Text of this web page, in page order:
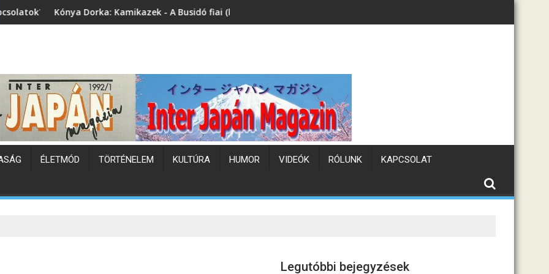
Kamikazek - A Busidó fiai (könyvbemutató)Japán hőhullám
ÉLETMÓD TÖRTÉNELEM KULTÚRA HUMOR VIDEÓK RÓLUNK KAPCSOLAT
Legutóbbi bejegyzések